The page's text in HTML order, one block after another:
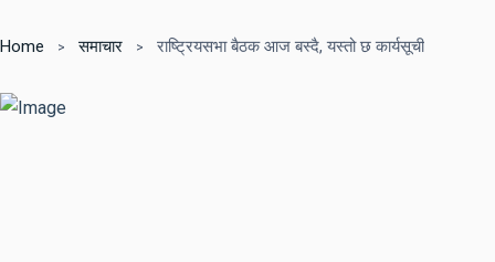
Home समाचार राष्ट्रियसभा बैठक आज बस्दै, यस्तो छ कार्यसूची